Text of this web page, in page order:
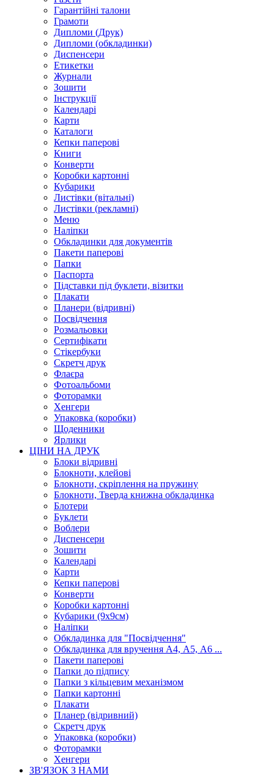
Гарантійні талони
Грамоти
Дипломи (Друк)
Дипломи (обкладинки)
Диспенсери
Етикетки
Журнали
Зошити
Інструкції
Календарі
Карти
Каталоги
Кепки паперові
Книги
Конверти
Коробки картонні
Кубарики
Листівки (вітальні)
Листівки (рекламні)
Меню
Наліпки
Обкладинки для документів
Пакети паперові
Папки
Паспорта
Підставки під буклети, візитки
Плакати
Планери (відривні)
Посвідчення
Розмальовки
Сертифікати
Стікербуки
Скретч друк
Флаєра
Фотоальбоми
Фоторамки
Хенгери
Упаковка (коробки)
Щоденники
Ярлики
ЦІНИ НА ДРУК
Блоки відривні
Блокноти, клейові
Блокноти, скріплення на пружину
Блокноти, Тверда книжна обкладинка
Блотери
Буклети
Воблери
Диспенсери
Зошити
Календарі
Карти
Кепки паперові
Конверти
Коробки картонні
Кубарики (9х9см)
Наліпки
Обкладинка для "Посвідчення"
Обкладинка для вручення А4, А5, А6 ...
Пакети паперові
Папки до підпису
Папки з кільцевим механізмом
Папки картонні
Плакати
Планер (відривний)
Скретч друк
Упаковка (коробки)
Фоторамки
Хенгери
ЗВ'ЯЗОК З НАМИ